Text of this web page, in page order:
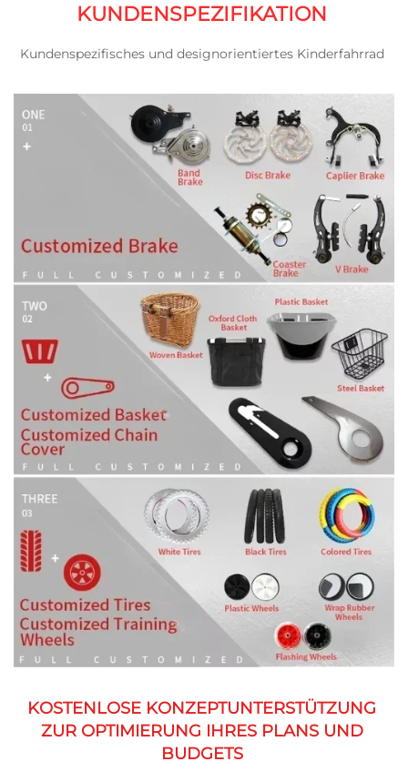
KUNDENSPEZIFIKATION
Kundenspezifisches und designorientiertes Kinderfahrrad
KOSTENLOSE KONZEPTUNTERSTÜTZUNG
ZUR OPTIMIERUNG IHRES PLANS UND
BUDGETS